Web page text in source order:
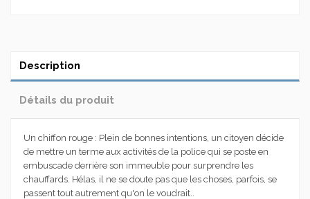
Description
Détails du produit
Un chiffon rouge : Plein de bonnes intentions, un citoyen décide
de mettre un terme aux activités de la police qui se poste en
embuscade derrière son immeuble pour sur­prendre les
chauffards. Hélas, il ne se doute pas que les choses, parfois, se
passent tout autrement qu'on le voudrait..